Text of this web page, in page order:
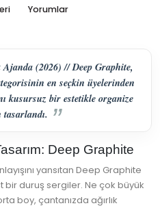
Yorumlar
(2026) // Deep Graphite,
en seçkin üyelerinden
kusursuz bir estetikle organize
Deep Graphite
yansıtan Deep Graphite
duruş sergiler. Ne çok büyük
boy, çantanızda ağırlık